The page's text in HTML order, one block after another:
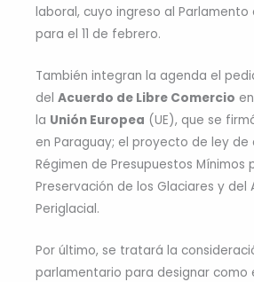
laboral, cuyo ingreso al
para el 11 de febrero.
También integran la agenda el
del Acuerdo de Libre Comercio
la Unión Europea (UE), que se
en Paraguay; el proyecto de ley de
Régimen de Presupuestos Mínimos
Preservación de los Glaciares y del
Periglacial.
Por último, se tratará la
parlamentario para designar como